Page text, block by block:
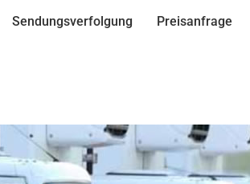
Sendungsverfolgung Preisanfrage